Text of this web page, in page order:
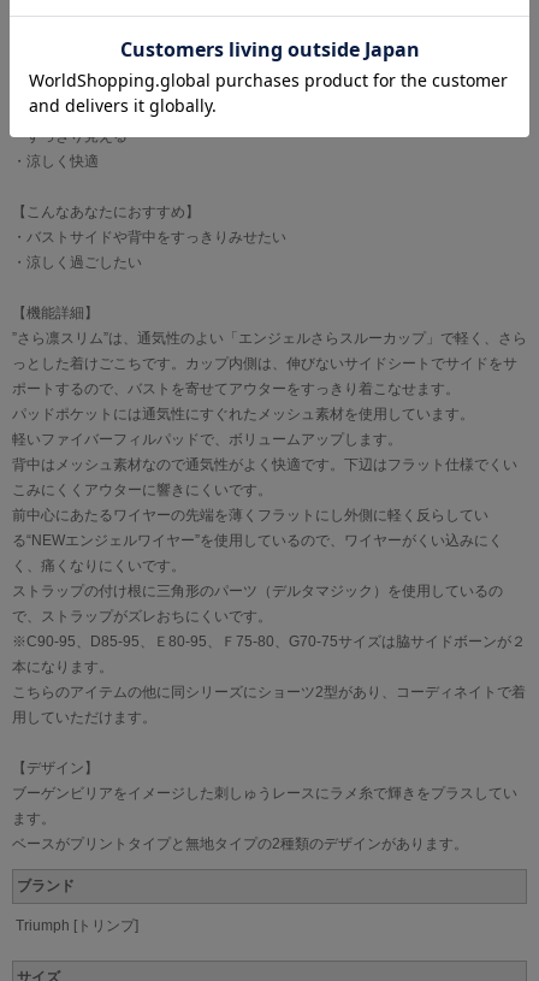
【おすすめポイント】
・すっきり見える
・涼しく快適
【こんなあなたにおすすめ】
・バストサイドや背中をすっきりみせたい
・涼しく過ごしたい
【機能詳細】
”さら凛スリム”は、通気性のよい「エンジェルさらスルーカップ」で軽く、さら
っとした着けごこちです。カップ内側は、伸びないサイドシートでサイドをサ
ポートするので、バストを寄せてアウターをすっきり着こなせます。
パッドポケットには通気性にすぐれたメッシュ素材を使用しています。
軽いファイバーフィルパッドで、ボリュームアップします。
背中はメッシュ素材なので通気性がよく快適です。下辺はフラット仕様でくい
こみにくくアウターに響きにくいです。
前中心にあたるワイヤーの先端を薄くフラットにし外側に軽く反らしてい
る“NEWエンジェルワイヤー”を使用しているので、ワイヤーがくい込みにく
く、痛くなりにくいです。
ストラップの付け根に三角形のパーツ（デルタマジック）を使用しているの
で、ストラップがズレおちにくいです。
※C90-95、D85-95、Ｅ80-95、Ｆ75-80、G70-75サイズは脇サイドボーンが２
本になります。
こちらのアイテムの他に同シリーズにショーツ2型があり、コーディネイトで着
用していただけます。
【デザイン】
ブーゲンビリアをイメージした刺しゅうレースにラメ糸で輝きをプラスしてい
ます。
ベースがプリントタイプと無地タイプの2種類のデザインがあります。
ブランド
Triumph [トリンプ]
サイズ